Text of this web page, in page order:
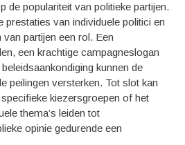
de populariteit van politieke partijen.
prestaties van individuele politici en
partijen een rol. Een
een krachtige campagneslogan
kunnen de
peilingen versterken. Tot slot kan
kiezersgroepen of het
thema’s leiden tot
opinie gedurende een